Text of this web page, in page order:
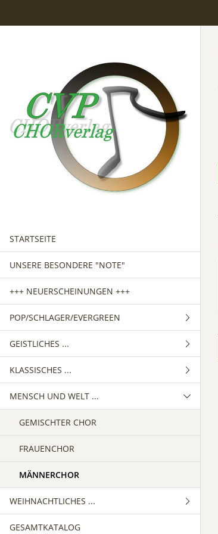
STARTSEITE
UNSERE BESONDERE "NOTE"
+++ NEUERSCHEINUNGEN +++
POP/SCHLAGER/EVERGREEN
GEMISCHTER CHOR
FRAUENCHOR
MÄNNERCHOR
GEISTLICHES ...
GEMISCHTER CHOR
FRAUENCHOR
MÄNNERCHOR
KLASSISCHES ...
GEMISCHTER CHOR
FRAUENCHOR
MÄNNERCHOR
MENSCH UND WELT ...
GEMISCHTER CHOR
FRAUENCHOR
MÄNNERCHOR
WEIHNACHTLICHES ...
GEMISCHTER CHOR
GESAMTKATALOG